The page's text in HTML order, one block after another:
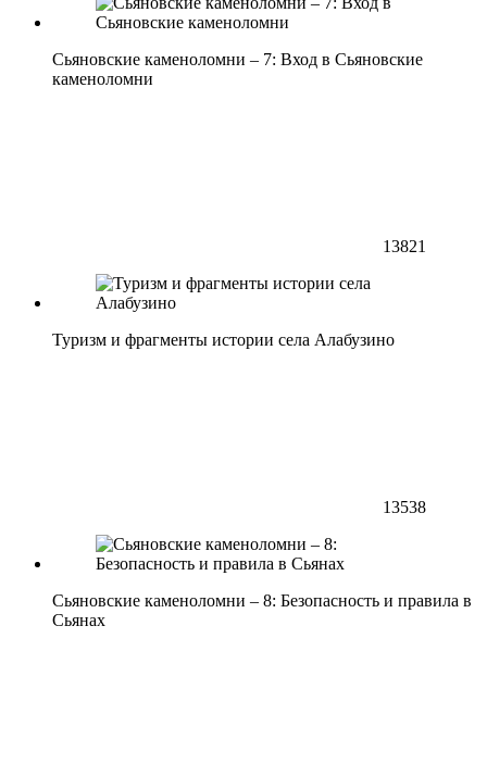
Сьяновские каменоломни – 7: Вход в Сьяновские
каменоломни
13821
Туризм и фрагменты истории села Алабузино
13538
Сьяновские каменоломни – 8: Безопасность и правила в
Сьянах